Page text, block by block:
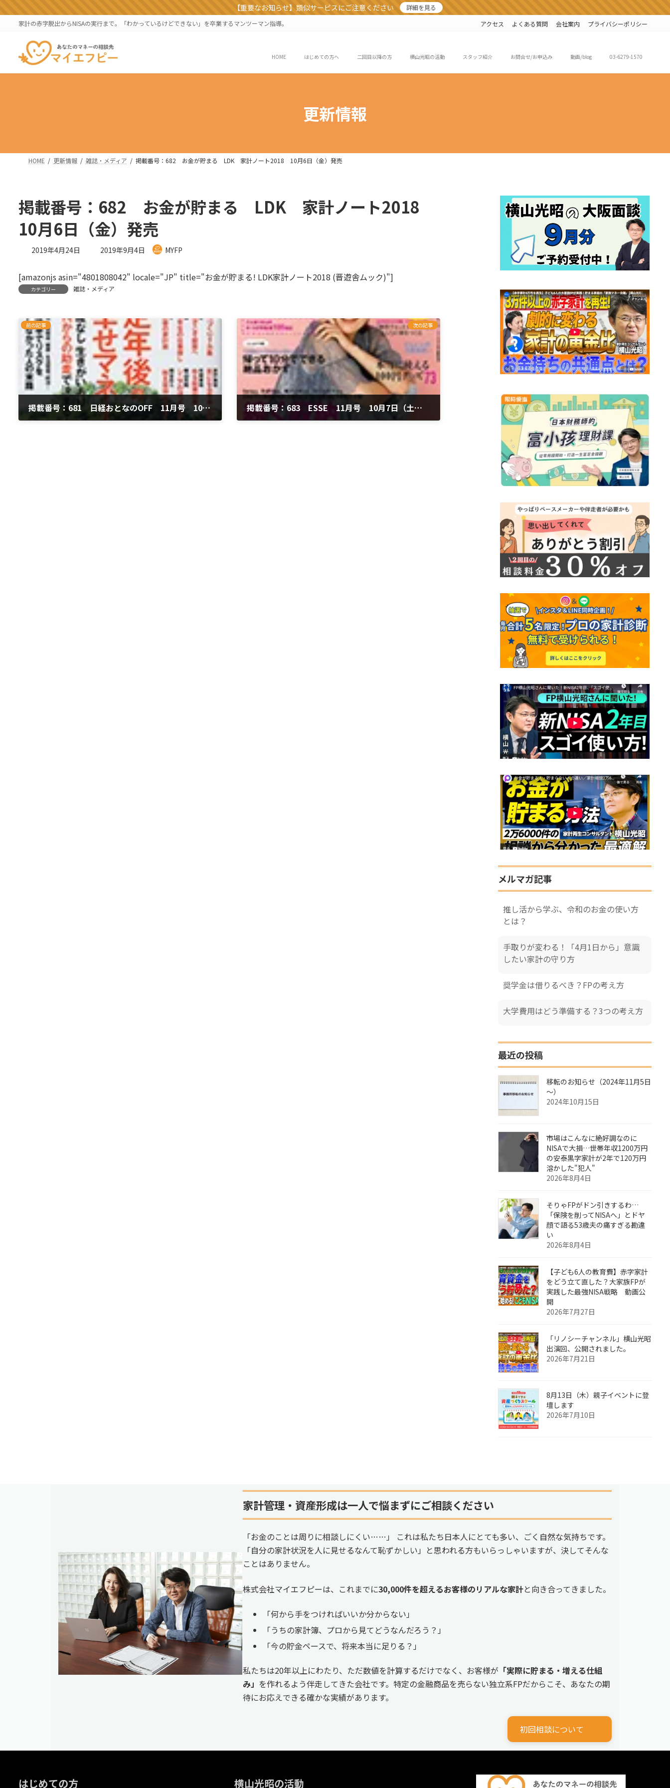
ン
ス
ビ
ン
【重要なお知らせ】類似サービスにご注意ください
詳細を見る
家計の赤字脱出からNISAの実行まで。「わかっているけどできない」を卒業するマンツーマン指導。
アクセス よくある質問 会社案内 プライバシーポリシー
HOME はじめての方へ 二回目以降の方 横山光昭の活動 スタッフ紹介 お問合せ/お申込み 動画/blog 03-6279-1570
更新情報
HOME 更新情報 雑誌・メディア 掲載番号：682 お金が貯まる LDK 家計ノート2018 10月6日（金）発売
掲載番号：682 お金が貯まる LDK 家計ノート2018
10月6日（金）発売
2019年4月24日
最
新
日
2019年9月4日 MYFP
[amazonjs asin="4801808042" locale="JP" title="お金が貯まる! LDK家計ノート2018 (晋遊舎ムック)"]
カテゴリー 雑誌・メディア
前の記事
掲載番号：681 日経おとなのOFF 11月号 10月6日（金）発売
次の記事
掲載番号：683 ESSE 11月号 10月7日（土）発売
メルマガ記事
推し活から学ぶ、令和のお金の使い方
とは？
手取りが変わる！「4月1日から」意識
したい家計の守り方
奨学金は借りるべき？FPの考え方
大学費用はどう準備する？3つの考え方
最近の投稿
移転のお知らせ（2024年11月5日
～）
2024年10月15日
市場はこんなに絶好調なのに
NISAで大損…世帯年収1200万円
の安泰黒字家計が2年で120万円
溶かした"犯人"
2026年8月4日
そりゃFPがドン引きするわ…
「保険を削ってNISAへ」とドヤ
顔で語る53歳夫の痛すぎる勘違
い
2026年8月4日
【子ども6人の教育費】赤字家計
をどう立て直した？大家族FPが
実践した最強NISA戦略 動画公
開
2026年7月27日
「リノシーチャンネル」横山光昭
出演回、公開されました。
2026年7月21日
8月13日（木）親子イベントに登
壇します
2026年7月10日
家計管理・資産形成は一人で悩まずにご相談ください
「お金のことは周りに相談しにくい……」 これは私たち日本人にとても多い、ごく自然な気持ちです。
「自分の家計状況を人に見せるなんて恥ずかしい」と思われる方もいらっしゃいますが、決してそんな
ことはありません。
株式会社マイエフピーは、これまでに30,000件を超えるお客様のリアルな家計と向き合ってきました。
「何から手をつければいいか分からない」
「うちの家計簿、プロから見てどうなんだろう？」
「今の貯金ペースで、将来本当に足りる？」
私たちは20年以上にわたり、ただ数値を計算するだけでなく、お客様が 「実際に貯まる・増える仕組
み」 を作れるよう伴走してきた会社です。特定の金融商品を売らない独立系FPだからこそ、あなたの期
待にお応えできる確かな実績があります。
初回相談について
はじめての方 横山光昭の活動